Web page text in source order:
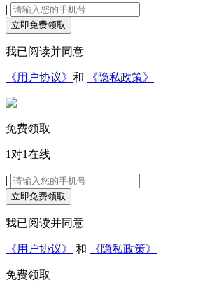
|
立即免费领取
我已阅读并同意
《用户协议》 和 《隐私政策》
免费领取
1对1在线
|
立即免费领取
我已阅读并同意
《用户协议》 和 《隐私政策》
免费领取